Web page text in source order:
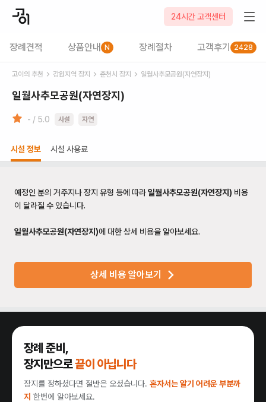
24시간 고객센터
장례견적 상품안내 N 장례절차 고객후기 2428
고이의 추천 강원지역 장지 춘천시 장지 일월사추모공원(자연장지)
일월사추모공원(자연장지)
- / 5.0 사설 자연
시설 정보 시설 사용료
예정인 분의 거주지나 장지 유형 등에 따라일월사추모공원(자연장지) 비용
이 달라질 수 있습니다.
일월사추모공원(자연장지)에 대한 상세 비용을 알아보세요.
상세 비용 알아보기
장례 준비,
장지만으로끝이 아닙니다
장지를 정하셨다면 절반은 오셨습니다. 혼자서는 알기 어려운 부분까
지 한번에 알아보세요.